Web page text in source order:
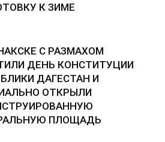
К ЗИМЕ
С РАЗМАХОМ
ДЕНЬ КОНСТИТУЦИИ
ДАГЕСТАН И
ОТКРЫЛИ
ПЛОЩАДЬ